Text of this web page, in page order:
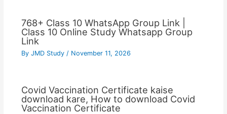
768+ Class 10 WhatsApp Group Link |
Class 10 Online Study Whatsapp Group
Link
By JMD Study / November 11, 2026
Covid Vaccination Certificate kaise
download kare, How to download Covid
Vaccination Certificate